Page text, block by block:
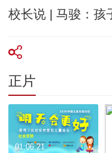
校长说 | 马骏：孩
正片
01:06:21